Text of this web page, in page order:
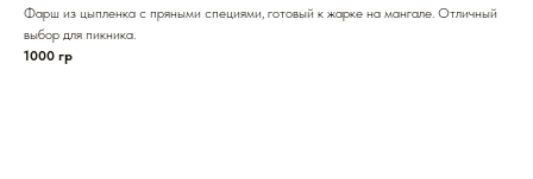
Фарш из цыпленка с пряными специями, готовый к жарке на мангале. Отличный
выбор для пикника.
1000 гр